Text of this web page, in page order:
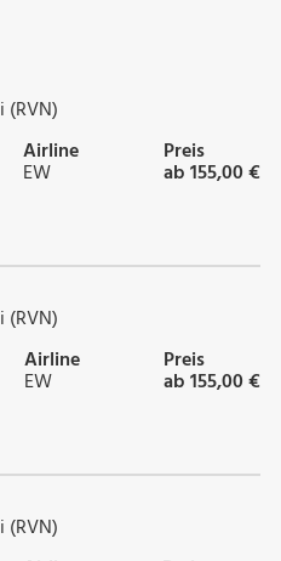
(RVN)
Airline
EW
Preis
ab 155,00 €
(RVN)
Airline
EW
Preis
ab 155,00 €
(RVN)